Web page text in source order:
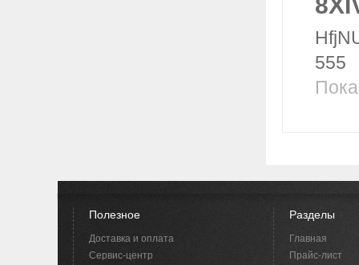
555
Полезное
Доставка и оплата
Сервис-центр
Разделы
Главная
Прайс-лист